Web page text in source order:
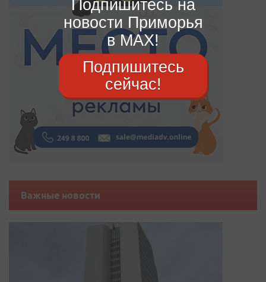
Важные новости
Подпишитесь на
новости Приморья
в MAX!
Подпишитесь
сейчас!